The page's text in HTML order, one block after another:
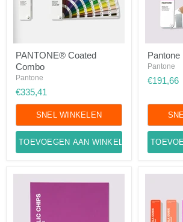
Coated
Combo
PANTONE® Coated
Combo
Pantone
€335,41
SNEL WINKELEN
TOEVOEGEN AAN WINKELWAGEN
Metallics
Guide
Pantone
€191,66